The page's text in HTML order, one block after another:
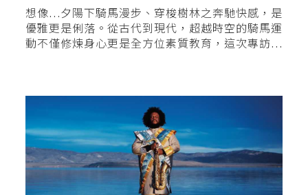
想像…夕陽下騎馬漫步、穿梭樹林之奔馳快感，是
優雅更是俐落。從古代到現代，超越時空的騎馬運
動不僅修煉身心更是全方位素質教育，這次專訪新